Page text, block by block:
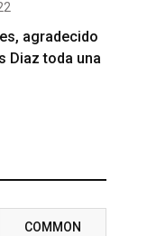
agradecido
Diaz toda una
COMMON